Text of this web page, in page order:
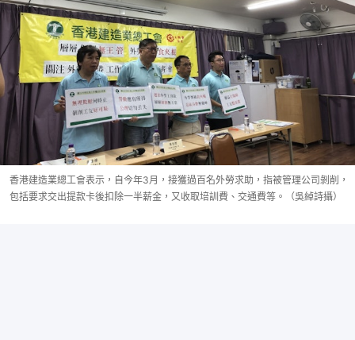
香港建造業總工會表示，自今年3月，接獲過百名外勞求助，指被管理公司剝削，
包括要求交出提款卡後扣除一半薪金，又收取培訓費、交通費等。（吳綽詩攝）